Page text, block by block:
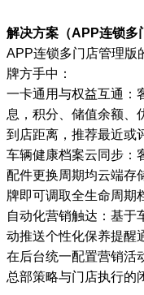
解决方案（APP连锁多
APP连锁多门店管理版
牌方手中：
一卡通用与权益互通：
息，积分、储值余额、
到店距离，推荐最近或
车辆健康档案云同步：
配件更换周期均云端存
牌即可调取全生命周期
自动化营销触达：基于
动推送个性化保养提醒
在后台统一配置营销活
总部策略与门店执行的